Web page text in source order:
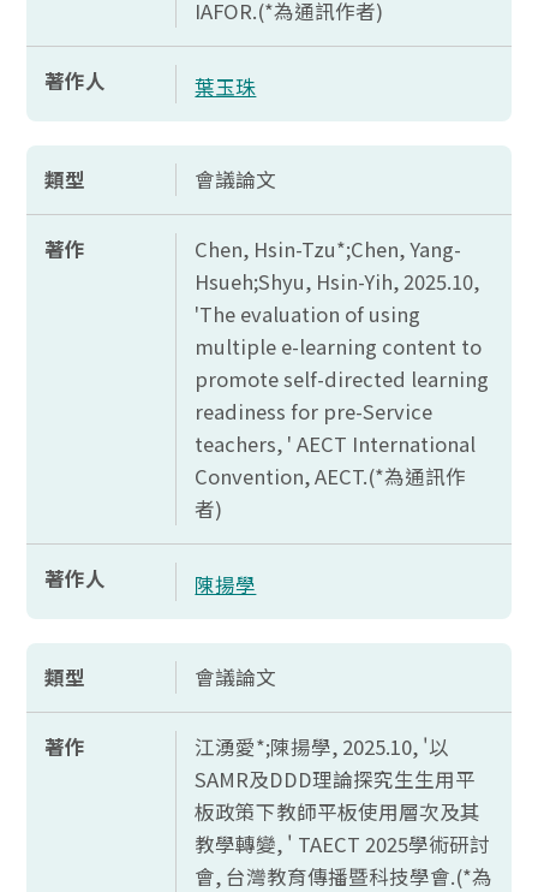
IAFOR.(*為通訊作者)
著作人 葉玉珠
類型 會議論文
著作
Chen, Hsin-Tzu*;Chen, Yang-
Hsueh;Shyu, Hsin-Yih, 2025.10,
'The evaluation of using
multiple e-learning content to
promote self-directed learning
readiness for pre-Service
teachers, ' AECT International
Convention, AECT.(*為通訊作
者)
著作人 陳揚學
類型 會議論文
著作
江湧愛*;陳揚學, 2025.10, '以
SAMR及DDD理論探究生生用平
板政策下教師平板使用層次及其
教學轉變, ' TAECT 2025學術研討
會, 台灣教育傳播暨科技學會.(*為